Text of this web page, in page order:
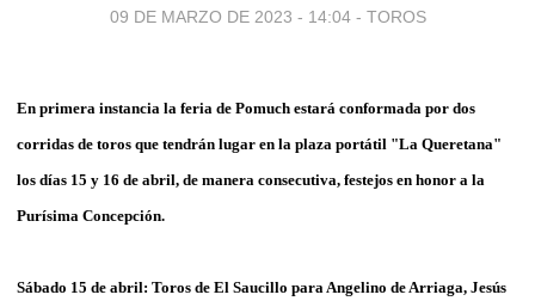
09 DE MARZO DE 2023 - 14:04 - TOROS
En primera instancia la feria de Pomuch estará conformada por dos
corridas de toros que tendrán lugar en la plaza portátil "La Queretana"
los días 15 y 16 de abril, de manera consecutiva, festejos en honor a la
Purísima Concepción.
Sábado 15 de abril: Toros de El Saucillo para Angelino de Arriaga, Jesús